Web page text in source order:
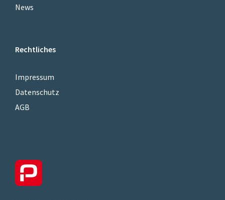
News
Rechtliches
Impressum
Datenschutz
AGB